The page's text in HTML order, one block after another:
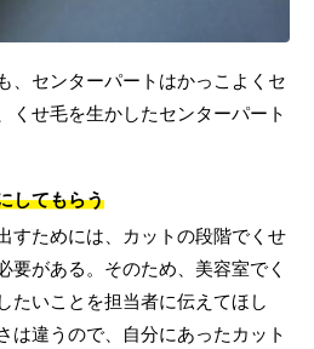
、センターパートはかっこよくセ
くせ毛を生かしたセンターパート
してもらう
すためには、カットの段階でくせ
要がある。そのため、美容室でく
たいことを担当者に伝えてほし
は違うので、自分にあったカット